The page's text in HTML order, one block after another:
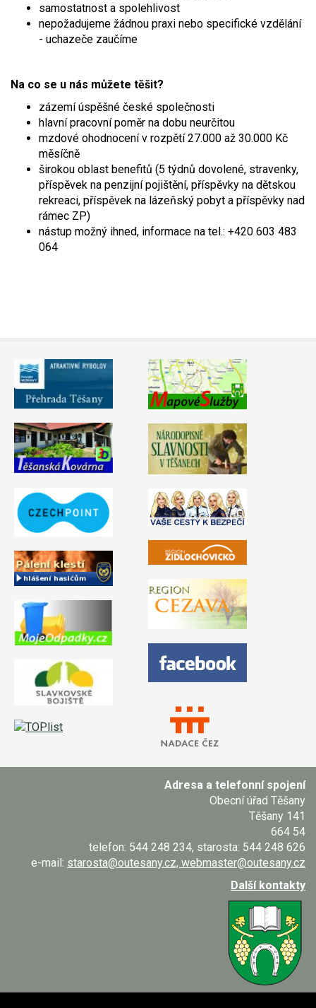
samostatnost a spolehlivost
nepožadujeme žádnou praxi nebo specifické vzdělání
- uchazeče zaučíme
Na co se u nás můžete těšit?
zázemí úspěšné české společnosti
hlavní pracovní poměr na dobu neurčitou
mzdové ohodnocení v rozpětí 27.000 až 30.000 Kč
měsíčně
širokou oblast benefitů (5 týdnů dovolené, stravenky,
příspěvek na penzijní pojištění, příspěvky na dětskou
rekreaci, příspěvek na lázeňský pobyt a příspěvky nad
rámec ZP)
nástup možný ihned, informace na tel.: +420 603 483
064
Adresa a telefonní spojení
Obecní úřad Těšany
Těšany 141
664 54
telefon: 544 248 234, starosta: 544 248 626
e-mail: starosta@outesany.cz, webmaster@outesany.cz
Další kontakty